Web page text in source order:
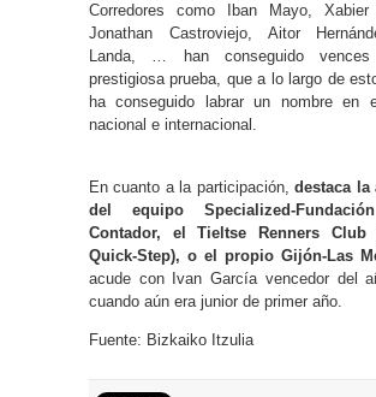
Corredores como Iban Mayo, Xabier
Jonathan Castroviejo, Aitor
Landa, … han conseguido
prestigiosa prueba, que a lo largo de
ha conseguido labrar un nombre en
nacional e internacional.
En cuanto a la participación,destaca la
del equipo Specialized-
Contador, el Tieltse Renners Club
Quick-Step), o el propio Gijón-Las
acude con Ivan García vencedor del
cuando aún era junior de primer año.
Fuente: Bizkaiko Itzulia